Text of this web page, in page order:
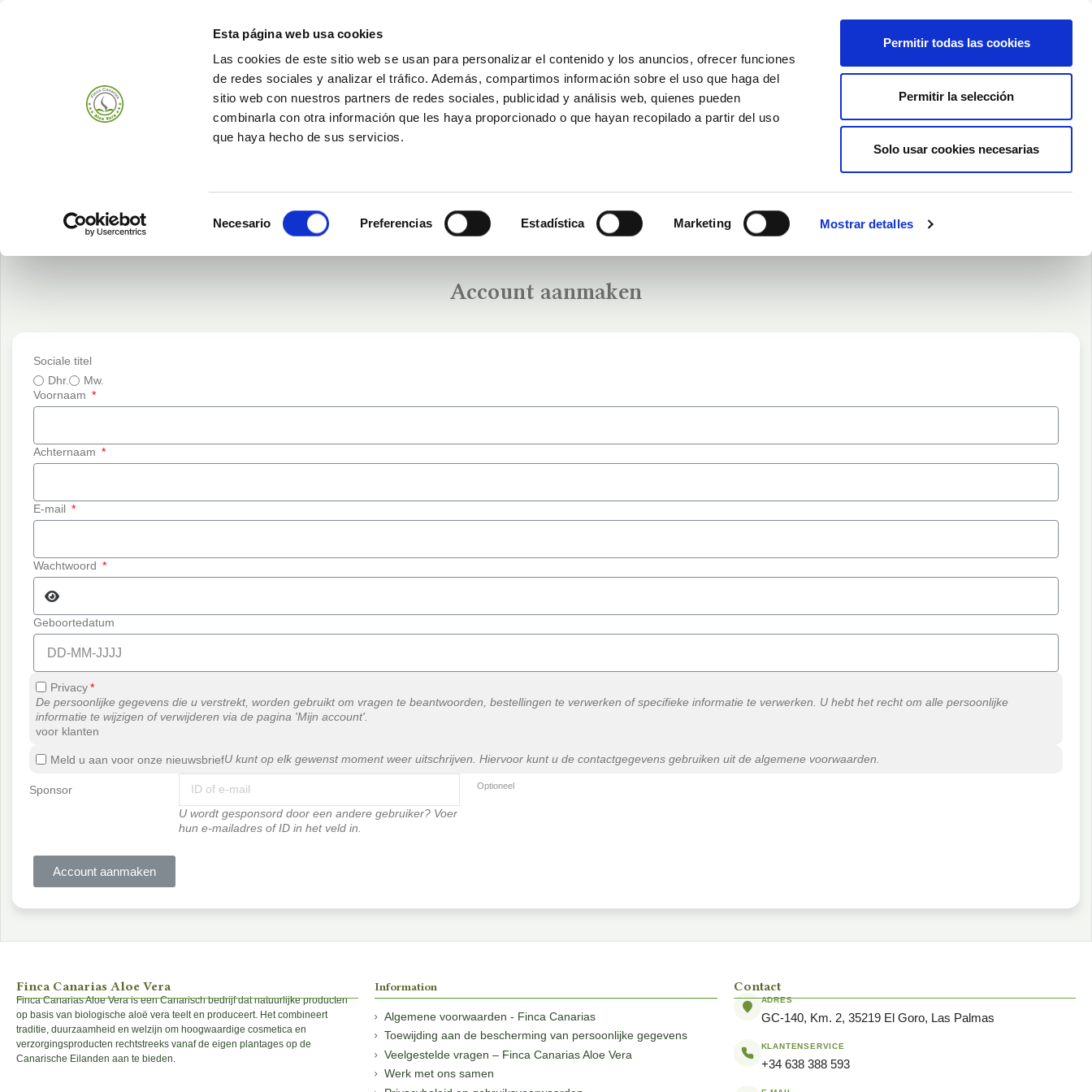
Esta página web usa cookies
Las cookies de este sitio web se usan para personalizar el contenido y los anuncios, ofrecer funciones
de redes sociales y analizar el tráfico. Además, compartimos información sobre el uso que haga del
sitio web con nuestros partners de redes sociales, publicidad y análisis web, quienes pueden
combinarla con otra información que les haya proporcionado o que hayan recopilado a partir del uso
que haya hecho de sus servicios.
Necesario Preferencias Estadística Marketing Mostrar detalles
Permitir todas las cookies
Permitir la selección
Solo usar cookies necesarias
Produits Bedrijf Bezoek reserveren DAKAR FOR LIFE
Inloggen
Heeft u al een account? Log in!
Account aanmaken
Sociale titel
Dhr.
Mw.
Voornaam
Achternaam
E-mail
Wachtwoord
Geboortedatum
Privacy
De persoonlijke gegevens die u verstrekt, worden gebruikt om vragen te beantwoorden, bestellingen te verwerken of specifieke informatie te verwerken. U hebt het recht om alle persoonlijke
informatie te wijzigen of verwijderen via de pagina 'Mijn account'.
voor klanten
Meld u aan voor onze nieuwsbriefU kunt op elk gewenst moment weer uitschrijven. Hiervoor kunt u de contactgegevens gebruiken uit de algemene voorwaarden.
Sponsor
U wordt gesponsord door een andere gebruiker? Voer
hun e-mailadres of ID in het veld in.
Optioneel
Account aanmaken
Finca Canarias Aloe Vera
Finca Canarias Aloe Vera is een Canarisch bedrijf dat natuurlijke producten
op basis van biologische aloë vera teelt en produceert. Het combineert
traditie, duurzaamheid en welzijn om hoogwaardige cosmetica en
verzorgingsproducten rechtstreeks vanaf de eigen plantages op de
Canarische Eilanden aan te bieden.
Information
Algemene voorwaarden - Finca Canarias
Toewijding aan de bescherming van persoonlijke gegevens
Veelgestelde vragen – Finca Canarias Aloe Vera
Werk met ons samen
Contact
ADRES
GC-140, Km. 2, 35219 El Goro, Las Palmas
KLANTENSERVICE
+34 638 388 593